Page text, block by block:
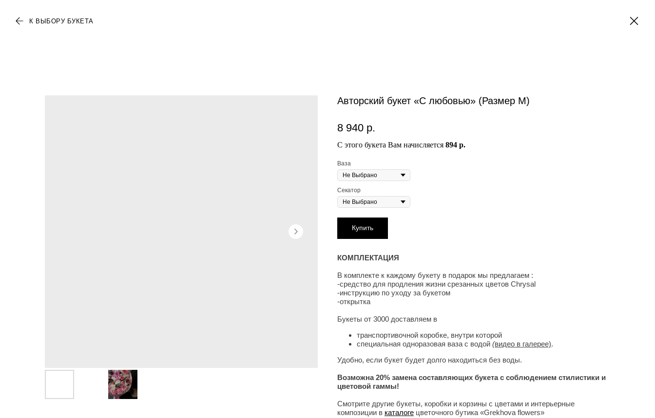
К ВЫБОРУ БУКЕТА
Авторский букет «С любовью» (Размер M)
8 940 р.
С этого букета Вам начисляется 894 р.
Ваза
Секатор
Купить
КОМПЛЕКТАЦИЯ
В комплекте к каждому букету в подарок мы предлагаем :
-средство для продления жизни срезанных цветов Chrysal
-инструкцию по уходу за букетом
-открытка
Букеты от 3000 доставляем в
транспортивочной коробке, внутри которой
специальная одноразовая ваза с водой (видео в галерее).
Удобно, если букет будет долго находиться без воды.
Возможна 20% замена составляющих букета с соблюдением стилистики и
цветовой гаммы!
Смотрите другие букеты, коробки и корзины с цветами и интерьерные
композиции в каталоге цветочного бутика «Grekhova flowers»